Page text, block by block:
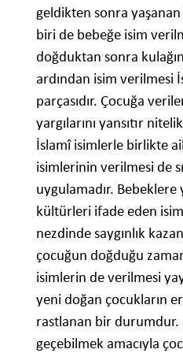
geldikten sonra
biri de bebeğe isim
doğduktan sonra
ardından isim verilmesi
parçasıdır. Çocuğa
yargılarını yansıtır
İslamî isimlerle birlikte
isimlerinin verilmesi de
uygulamadır.
kültürleri ifade eden
nezdinde saygınlık
çocuğun doğduğu
isimlerin de verilmesi
yeni doğan çocukların
rastlanan bir
geçebilmek amacıyla